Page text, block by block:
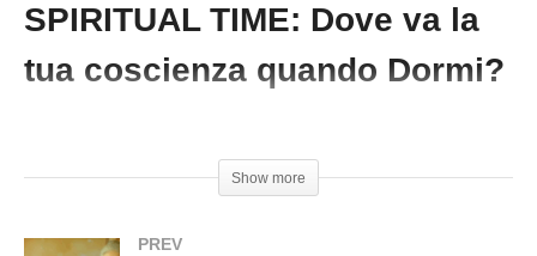
SPIRITUAL TIME: Dove va la
tua coscienza quando Dormi?
Show more
PREV